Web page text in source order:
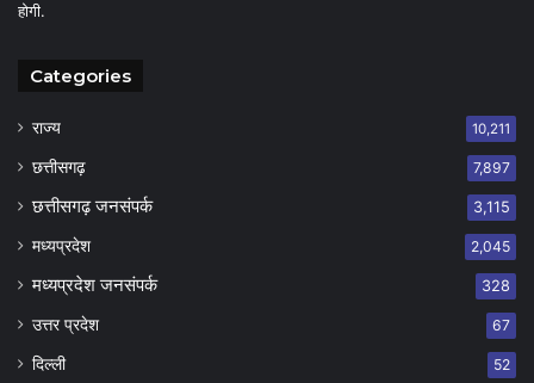
होगी.
Categories
राज्य 10,211
छत्तीसगढ़ 7,897
छत्तीसगढ़ जनसंपर्क 3,115
मध्यप्रदेश 2,045
मध्यप्रदेश जनसंपर्क 328
उत्तर प्रदेश 67
दिल्ली 52